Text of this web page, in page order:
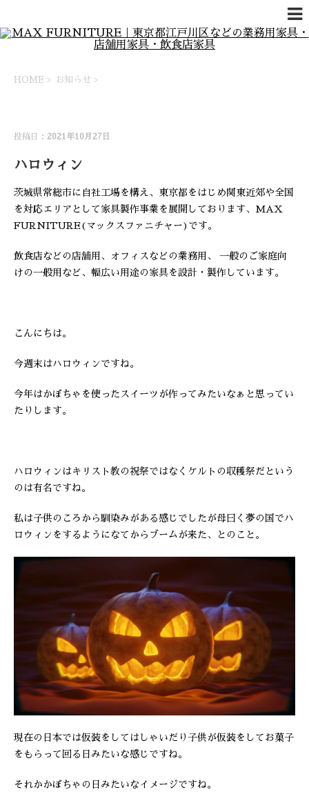
HOME > お知らせ >
投稿日： 2021年10月27日
ハロウィン
茨城県常総市に自社工場を構え、東京都をはじめ関東近郊や全国
を対応エリアとして家具製作事業を展開しております、MAX
FURNITURE(マックスファニチャー)です。
飲食店などの店舗用、オフィスなどの業務用、 一般のご家庭向
けの一般用など、幅広い用途の家具を設計・製作しています。
こんにちは。
今週末はハロウィンですね。
今年はかぼちゃを使ったスイーツが作ってみたいなぁと思ってい
たりします。
ハロウィンはキリスト教の祝祭ではなくケルトの収穫祭だという
のは有名ですね。
私は子供のころから馴染みがある感じでしたが母曰く夢の国でハ
ロウィンをするようになてからブームが来た、とのこと。
現在の日本では仮装をしてはしゃいだり子供が仮装をしてお菓子
をもらって回る日みたいな感じですね。
それかかぼちゃの日みたいなイメージですね。